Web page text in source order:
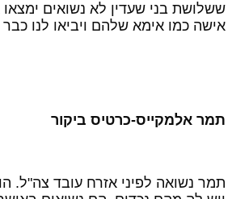
בני שעדין לא נשואים ימצאו
כמו אימא שלהם ויביאו לנו כבר
אלמקייס-כרטיס ביקור
נשואה לפיני אזרח עובד צה"ל.